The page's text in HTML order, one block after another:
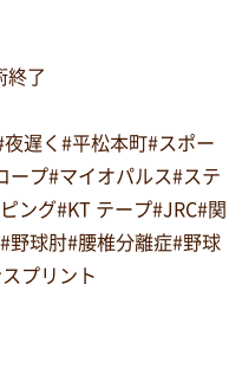
終了
遅く#平松本町#スポー
ープ#マイオパルス#ステ
ング#KT テープ#JRC#関
野球肘#腰椎分離症#野球
プリント